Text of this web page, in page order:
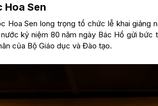
Hoa Sen
Hoa Sen long trọng tổ chức lễ khai giảng
kỷ niệm 80 năm ngày Bác Hồ gửi bức
của Bộ Giáo dục và Đào tạo.